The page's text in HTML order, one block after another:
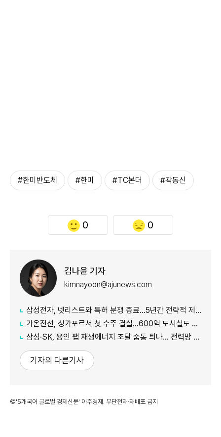
#한미반도체 #한미 #TC본더 #곽동신
0 0
김나윤 기자
kimnayoon@ajunews.com
삼성전자, 넷리스트와 특허 분쟁 종료…5년간 전략적 제휴
가온전선, 싱가포르서 첫 수주 결실…600억 도시철도 케이블 공급
삼성·SK, 용인 팹 재생에너지 조달 숨통 틔나… 전력망 확충에 에너지 리스크 완화 기대
기자의 다른기사
©'5개국어 글로벌 경제신문' 아주경제. 무단전재·재배포 금지